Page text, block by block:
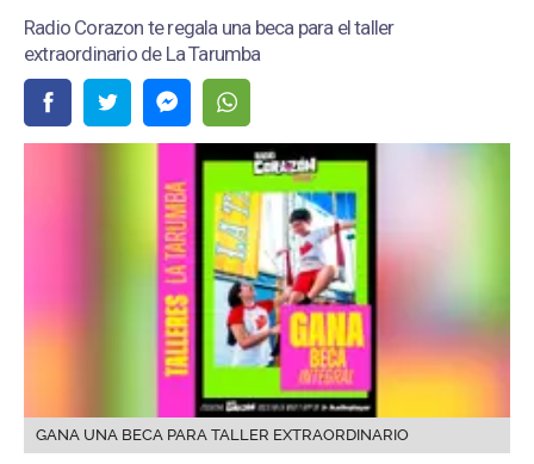
Radio Corazon te regala una beca para el taller
extraordinario de La Tarumba
GANA UNA BECA PARA TALLER EXTRAORDINARIO